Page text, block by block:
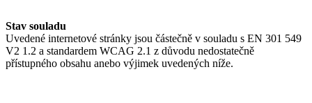
Stav souladu
Uvedené internetové stránky jsou částečně v souladu s EN 301 549
V2 1.2 a standardem WCAG 2.1 z důvodu nedostatečně
přístupného obsahu anebo výjimek uvedených níže.